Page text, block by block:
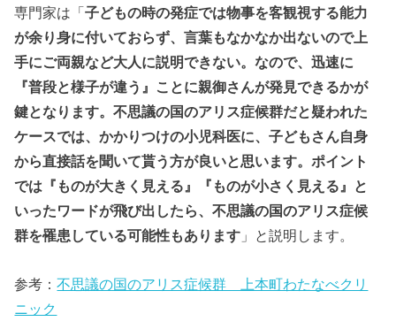
専門家は「子どもの時の発症では物事を客観視する能力
が余り身に付いておらず、言葉もなかなか出ないので上
手にご両親など大人に説明できない。なので、迅速に
『普段と様子が違う』ことに親御さんが発見できるかが
鍵となります。不思議の国のアリス症候群だと疑われた
ケースでは、かかりつけの小児科医に、子どもさん自身
から直接話を聞いて貰う方が良いと思います。ポイント
では『ものが大きく見える』『ものが小さく見える』と
いったワードが飛び出したら、不思議の国のアリス症候
群を罹患している可能性もあります 」と説明します。
参考：不思議の国のアリス症候群 上本町わたなべクリ
ニック